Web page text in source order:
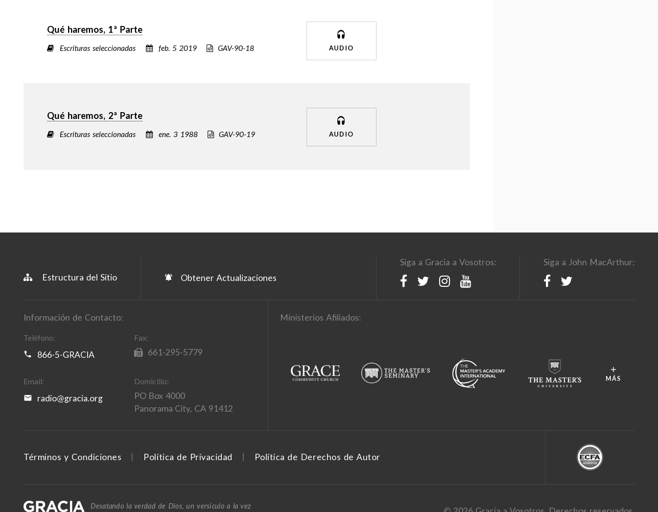
Qué haremos, 1ª Parte
Escrituras seleccionadas feb. 5 2019 GAV-90-18 AUDIO
Qué haremos, 2ª Parte
Escrituras seleccionadas ene. 3 1988 GAV-90-19 AUDIO
Estructura del Sitio Obtener Actualizaciones
Siga a Gracia a Vosotros: Siga a John MacArthur:
Información de Contacto:
Teléfono:
866-5-GRACIA
Fax:
661-295-5779
Email:
radio@gracia.org
Domicilio:
PO Box 4000
Panorama City, CA 91412
Ministerios Afiliados:
MÁS
Términos y Condiciones Política de Privacidad Política de Derechos de Autor
Desatando la verdad de Dios, un versículo a la vez